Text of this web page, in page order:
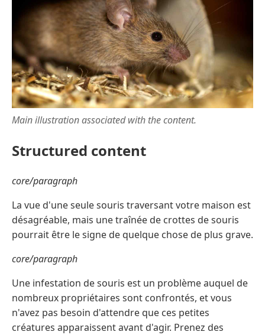
Main illustration associated with the content.
Structured content
core/paragraph
La vue d'une seule souris traversant votre maison est
désagréable, mais une traînée de crottes de souris
pourrait être le signe de quelque chose de plus grave.
core/paragraph
Une infestation de souris est un problème auquel de
nombreux propriétaires sont confrontés, et vous
n'avez pas besoin d'attendre que ces petites
créatures apparaissent avant d'agir. Prenez des